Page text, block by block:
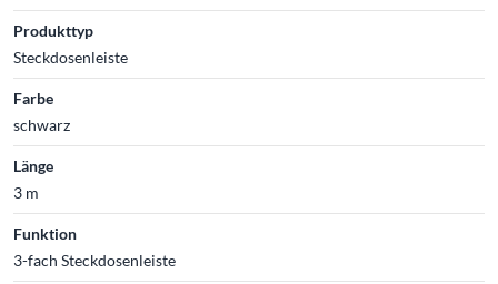
Produkttyp
Steckdosenleiste
Farbe
schwarz
Länge
3 m
Funktion
3-fach Steckdosenleiste